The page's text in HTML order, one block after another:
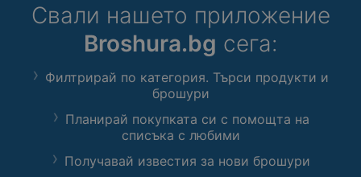
Свали нашето приложение
Broshura.bg сега:
Филтрирай по категория. Търси продукти и
брошури
Планирай покупката си с помощта на
списъка с любими
Получавай известия за нови брошури